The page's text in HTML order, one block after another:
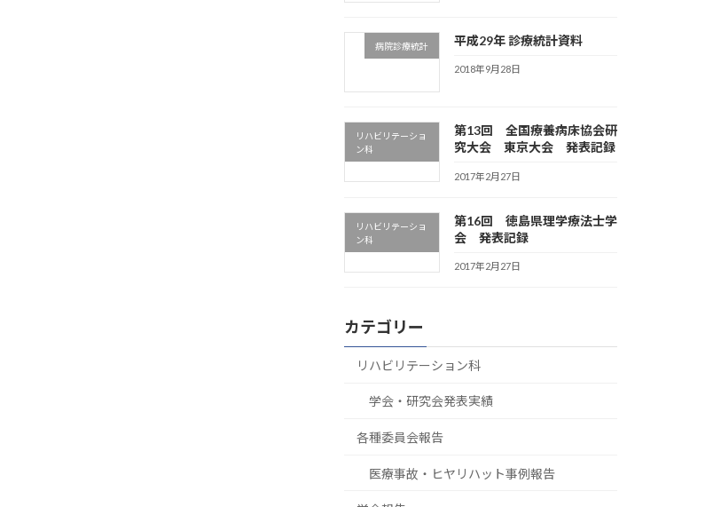
病院診療統計 平成29年 診療統計資料
2018年9月28日
リハビリテーショ
ン科
第13回 全国療養病床協会研
究大会 東京大会 発表記録
2017年2月27日
リハビリテーショ
ン科
第16回 徳島県理学療法士学
会 発表記録
2017年2月27日
カテゴリー
リハビリテーション科
学会・研究会発表実績
各種委員会報告
医療事故・ヒヤリハット事例報告